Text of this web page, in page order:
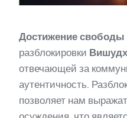
Достижение
разблокировки
отвечающей за
аутентичность.
позволяет нам